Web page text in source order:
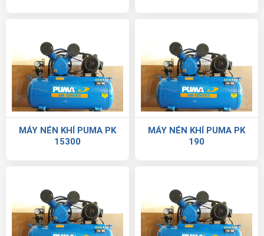
MÁY NÉN KHÍ PUMA PK
15300
MÁY NÉN KHÍ PUMA PK
190